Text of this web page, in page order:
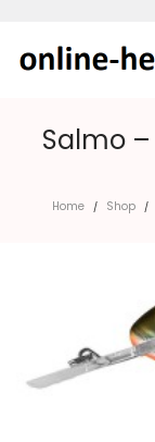
Salmo
Home / Shop /